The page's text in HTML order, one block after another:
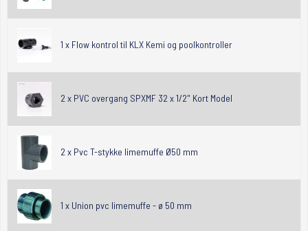
1 x Flow kontrol til KLX Kemi og poolkontroller
2 x PVC overgang SPXMF 32 x 1/2" Kort Model
2 x Pvc T-stykke limemuffe Ø50 mm
1 x Union pvc limemuffe - ø 50 mm